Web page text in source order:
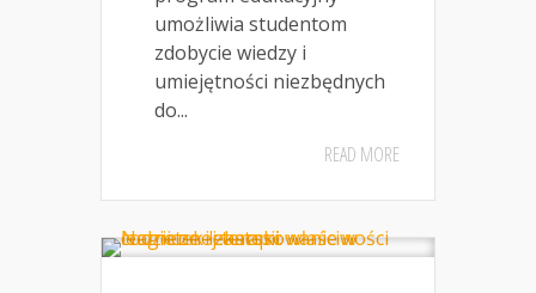
umożliwia studentom
zdobycie wiedzy i
umiejętności niezbędnych
do...
READ MORE